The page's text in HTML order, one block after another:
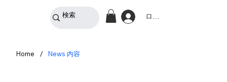
ログイン
Home / News 内容